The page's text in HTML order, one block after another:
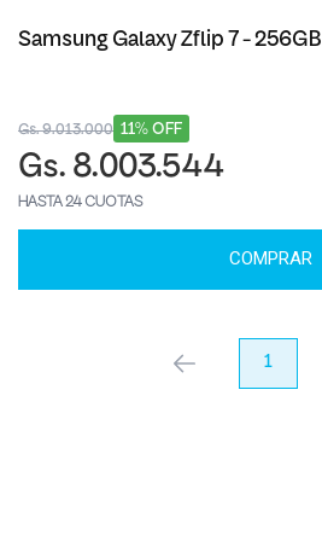
Samsung Galaxy Zflip 7 - 256GB
11% OFF
Gs. 9.013.000
Gs. 8.003.544
HASTA 24 CUOTAS
COMPRAR
anterior 1